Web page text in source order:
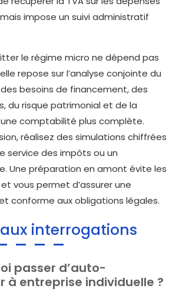
impose un suivi administratif
le régime micro ne dépend pas
repose sur l’analyse conjointe du
besoins de financement, des
du risque patrimonial et de la
comptabilité plus complète.
réalisez des simulations chiffrées
service des impôts ou un
Une préparation en amont évite les
vous permet d’assurer une
conforme aux obligations légales.
interrogations
passer d’auto-
à entreprise individuelle ?